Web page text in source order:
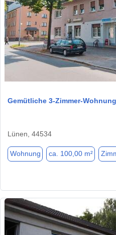
Gemütliche 3-Zimmer-
Lünen, 44534
Wohnung ca. 100,00 m²